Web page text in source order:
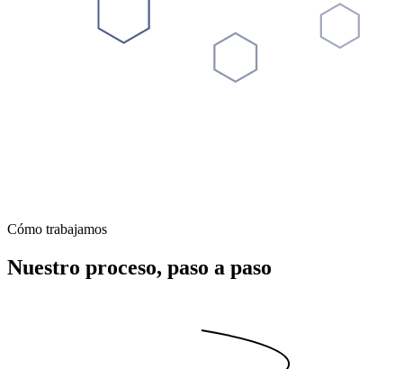
Cómo trabajamos
Nuestro proceso, paso a paso